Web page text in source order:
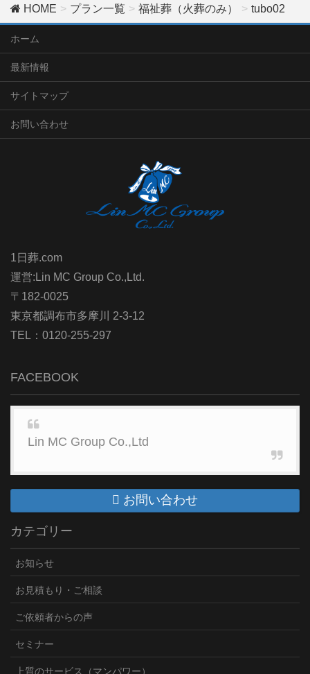
HOME プラン一覧 福祉葬（火葬のみ） tubo02
ホーム
最新情報
サイトマップ
お問い合わせ
1日葬.com
運営:Lin MC Group Co.,Ltd.
〒182-0025
東京都調布市多摩川 2-3-12
TEL：0120-255-297
FACEBOOK
Lin MC Group Co.,Ltd
お問い合わせ
カテゴリー
お知らせ
お見積もり・ご相談
ご依頼者からの声
セミナー
上質のサービス（マンパワー）